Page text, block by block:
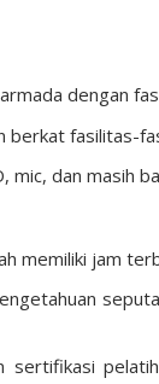
dengan
berkat fasilitas-
mic, dan masih
memiliki jam
sertifikasi